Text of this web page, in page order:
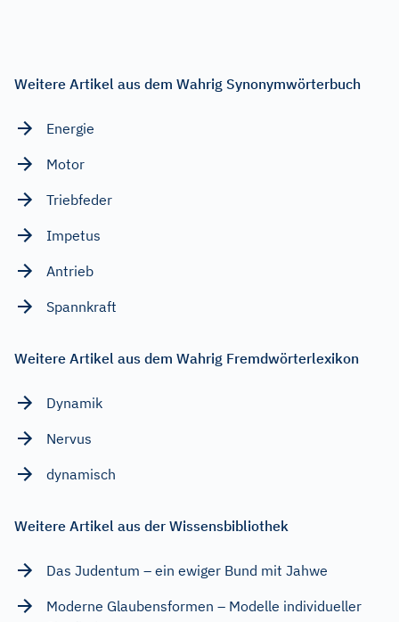
Weitere Artikel aus dem Wahrig Synonymwörterbuch
Energie
Motor
Triebfeder
Impetus
Antrieb
Spannkraft
Weitere Artikel aus dem Wahrig Fremdwörterlexikon
Dynamik
Nervus
dynamisch
Weitere Artikel aus der Wissensbibliothek
Das Judentum – ein ewiger Bund mit Jahwe
Moderne Glaubensformen – Modelle individueller